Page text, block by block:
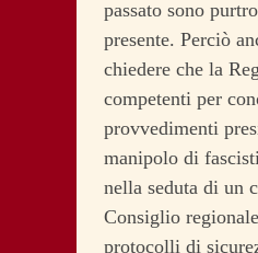
passato sono
presente. Perciò
chiedere che la
competenti per
provvedimenti
manipolo di
nella seduta di un
Consiglio
protocolli di